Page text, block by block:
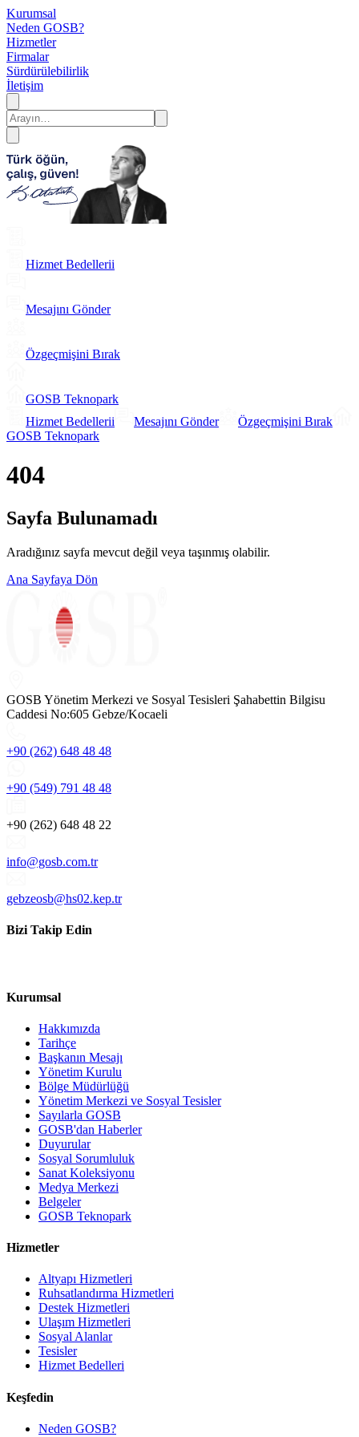
Kurumsal
Neden GOSB?
Hizmetler
Firmalar
Sürdürülebilirlik
İletişim
Hizmet Bedellerii
Mesajını Gönder
Özgeçmişini Bırak
GOSB Teknopark
Hizmet Bedellerii
Mesajını Gönder
Özgeçmişini Bırak
GOSB Teknopark
404
Sayfa Bulunamadı
Aradığınız sayfa mevcut değil veya taşınmış olabilir.
Ana Sayfaya Dön
GOSB Yönetim Merkezi ve Sosyal Tesisleri Şahabettin Bilgisu
Caddesi No:605 Gebze/Kocaeli
+90 (262) 648 48 48
+90 (549) 791 48 48
+90 (262) 648 48 22
info@gosb.com.tr
gebzeosb@hs02.kep.tr
Bizi Takip Edin
Kurumsal
Hakkımızda
Tarihçe
Başkanın Mesajı
Yönetim Kurulu
Bölge Müdürlüğü
Yönetim Merkezi ve Sosyal Tesisler
Sayılarla GOSB
GOSB'dan Haberler
Duyurular
Sosyal Sorumluluk
Sanat Koleksiyonu
Medya Merkezi
Belgeler
GOSB Teknopark
Hizmetler
Altyapı Hizmetleri
Ruhsatlandırma Hizmetleri
Destek Hizmetleri
Ulaşım Hizmetleri
Sosyal Alanlar
Tesisler
Hizmet Bedelleri
Keşfedin
Neden GOSB?